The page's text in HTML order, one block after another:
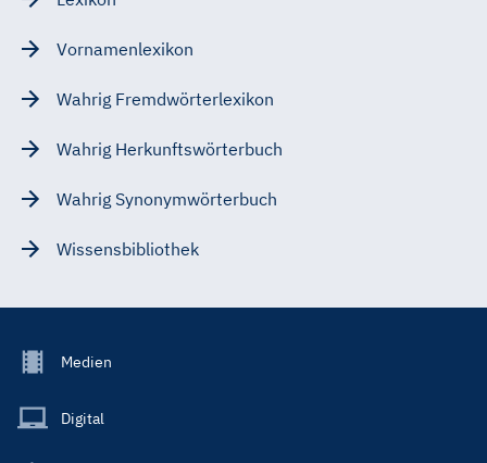
Vornamenlexikon
Wahrig Fremdwörterlexikon
Wahrig Herkunftswörterbuch
Wahrig Synonymwörterbuch
Wissensbibliothek
Footer
Main
Medien
Digital